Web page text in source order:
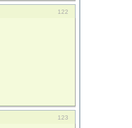
122
123